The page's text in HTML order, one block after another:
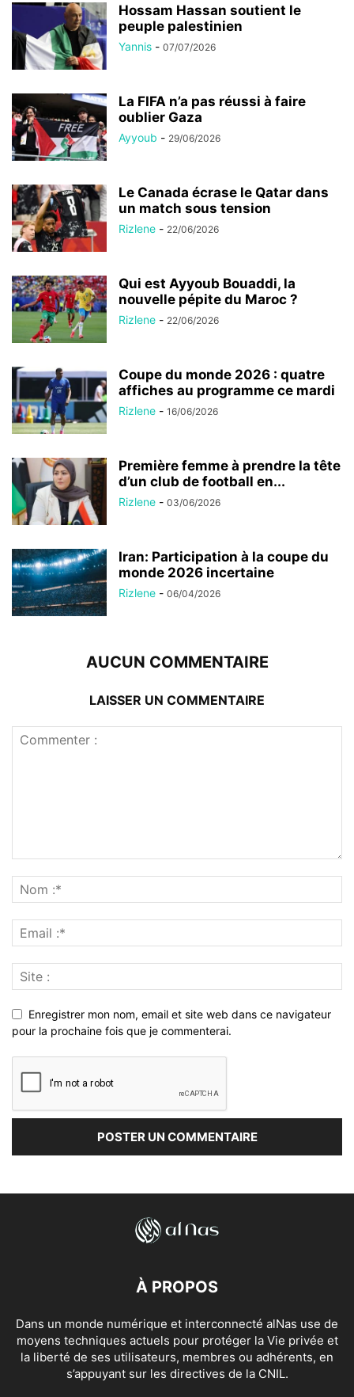
Hossam Hassan soutient le
peuple palestinien
Yannis - 07/07/2026
La FIFA n’a pas réussi à faire
oublier Gaza
Ayyoub - 29/06/2026
Le Canada écrase le Qatar dans
un match sous tension
Rizlene - 22/06/2026
Qui est Ayyoub Bouaddi, la
nouvelle pépite du Maroc ?
Rizlene - 22/06/2026
Coupe du monde 2026 : quatre
affiches au programme ce mardi
Rizlene - 16/06/2026
Première femme à prendre la tête
d’un club de football en...
Rizlene - 03/06/2026
Iran: Participation à la coupe du
monde 2026 incertaine
Rizlene - 06/04/2026
AUCUN COMMENTAIRE
LAISSER UN COMMENTAIRE
Enregistrer mon nom, email et site web dans ce navigateur
pour la prochaine fois que je commenterai.
À PROPOS
Dans un monde numérique et interconnecté alNas use de
moyens techniques actuels pour protéger la Vie privée et
la liberté de ses utilisateurs, membres ou adhérents, en
s’appuyant sur les directives de la CNIL.